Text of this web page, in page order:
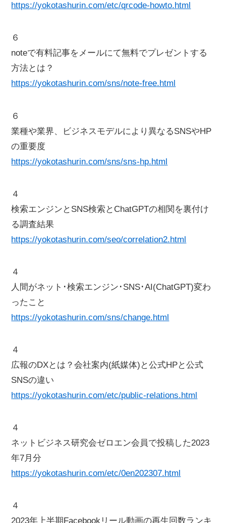
https://yokotashurin.com/etc/qrcode-howto.html
６
noteで有料記事をメールにて無料でプレゼントする
方法とは？
https://yokotashurin.com/sns/note-free.html
６
業種や業界、ビジネスモデルにより異なるSNSやHP
の重要度
https://yokotashurin.com/sns/sns-hp.html
４
検索エンジンとSNS検索とChatGPTの相関を裏付け
る調査結果
https://yokotashurin.com/seo/correlation2.html
４
人間がネット･検索エンジン･SNS･AI(ChatGPT)変わ
ったこと
https://yokotashurin.com/sns/change.html
４
広報のDXとは？会社案内(紙媒体)と公式HPと公式
SNSの違い
https://yokotashurin.com/etc/public-relations.html
４
ネットビジネス研究会ゼロエン会員で投稿した2023
年7月分
https://yokotashurin.com/etc/0en202307.html
４
2023年上半期Facebookリール動画の再生回数ランキ